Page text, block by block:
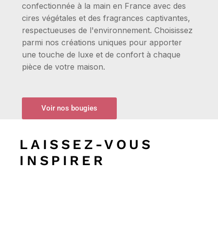
confectionnée à la main en France avec des
cires végétales et des fragrances captivantes,
respectueuses de l'environnement. Choisissez
parmi nos créations uniques pour apporter
une touche de luxe et de confort à chaque
pièce de votre maison.
Voir nos bougies
LAISSEZ-VOUS
INSPIRER